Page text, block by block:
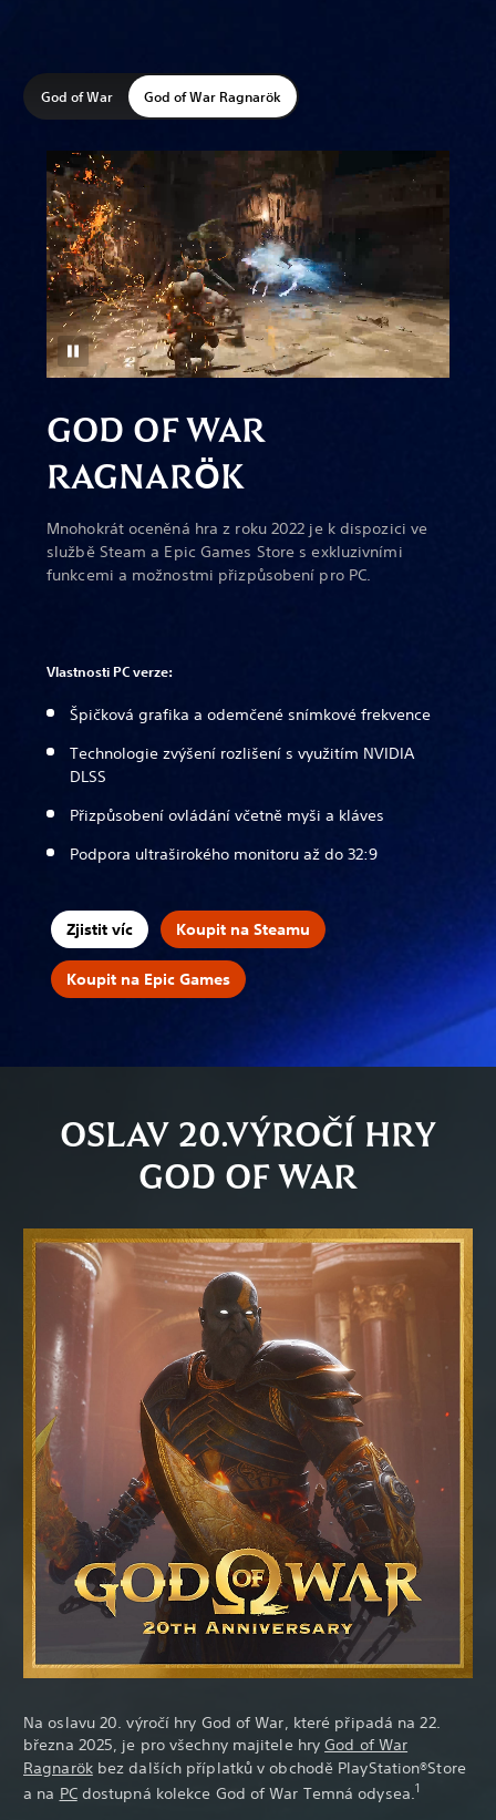
God of War God of War Ragnarök
GOD OF WAR
RAGNARÖK
Mnohokrát oceněná hra z roku 2022 je k dispozici ve
službě Steam a Epic Games Store s exkluzivními
funkcemi a možnostmi přizpůsobení pro PC.
Vlastnosti PC verze:
Špičková grafika a odemčené snímkové frekvence
Technologie zvýšení rozlišení s využitím NVIDIA
DLSS
Přizpůsobení ovládání včetně myši a kláves
Podpora ultraširokého monitoru až do 32:9
Zjistit víc Koupit na Steamu
Koupit na Epic Games
OSLAV 20.VÝROČÍ HRY
GOD OF WAR
Na oslavu 20. výročí hry God of War, které připadá na 22.
března 2025, je pro všechny majitele hryGod of War
Ragnarökbez dalších příplatků v obchodě PlayStation®Store
a na PCdostupná kolekce God of War Temná odysea.1